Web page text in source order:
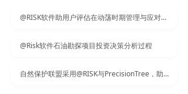
@RISK软件助用户评估在动荡时期管理与应对能源电力决策风险
@Risk软件石油勘探项目投资决策分析过程
自然保护联盟采用@RISK与PrecisionTree，助力濒危物种保护工作